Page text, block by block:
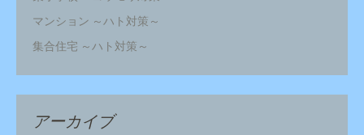
マンション ～ハト対策～
集合住宅 ～ハト対策～
アーカイブ